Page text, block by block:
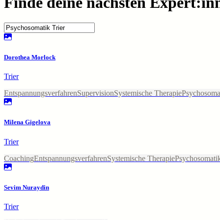
Dorothea Morlock
Trier
EntspannungsverfahrenSupervisionSystemische Therapie
Milena Gigelova
Trier
CoachingEntspannungsverfahrenSystemische Therapie
Sevim Nuraydin
Trier